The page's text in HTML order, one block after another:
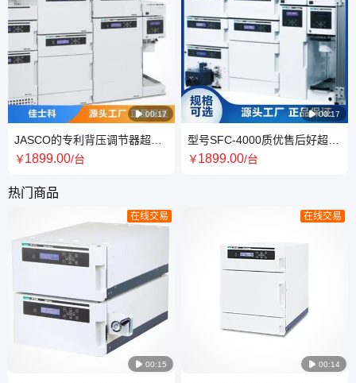
 00:17
JASCO的专利背压调节器超临
界流体色谱 实体工厂销售
￥1899.00/台
 00:17
型号SFC-4000质优售后好超临
界流体色谱 规格齐全 质量保障
￥1899.00/台
热门商品
 00:15
在线交易
 00:14
在线交易